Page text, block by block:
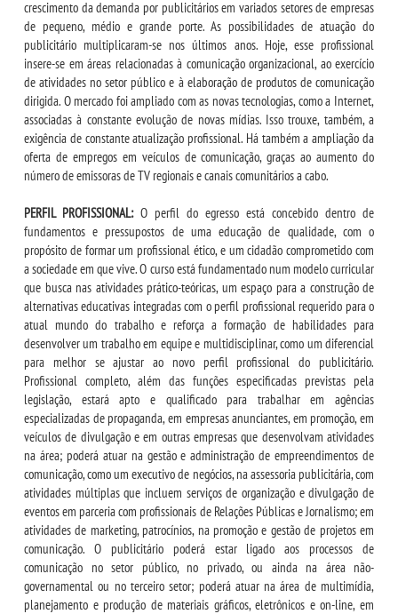
crescimento da demanda por publicitários em variados setores de empresas
de pequeno, médio e grande porte. As possibilidades de atuação do
publicitário multiplicaram-se nos últimos anos. Hoje, esse profissional
insere-se em áreas relacionadas à comunicação organizacional, ao exercício
de atividades no setor público e à elaboração de produtos de comunicação
dirigida. O mercado foi ampliado com as novas tecnologias, como a Internet,
associadas à constante evolução de novas mídias. Isso trouxe, também, a
exigência de constante atualização profissional. Há também a ampliação da
oferta de empregos em veículos de comunicação, graças ao aumento do
número de emissoras de TV regionais e canais comunitários a cabo.
PERFIL PROFISSIONAL:O perfil do egresso está concebido dentro de
fundamentos e pressupostos de uma educação de qualidade, com o
propósito de formar um profissional ético, e um cidadão comprometido com
a sociedade em que vive. O curso está fundamentado num modelo curricular
que busca nas atividades prático-teóricas, um espaço para a construção de
alternativas educativas integradas com o perfil profissional requerido para o
atual mundo do trabalho e reforça a formação de habilidades para
desenvolver um trabalho em equipe e multidisciplinar, como um diferencial
para melhor se ajustar ao novo perfil profissional do publicitário.
Profissional completo, além das funções especificadas previstas pela
legislação, estará apto e qualificado para trabalhar em agências
especializadas de propaganda, em empresas anunciantes, em promoção, em
veículos de divulgação e em outras empresas que desenvolvam atividades
na área; poderá atuar na gestão e administração de empreendimentos de
comunicação, como um executivo de negócios, na assessoria publicitária, com
atividades múltiplas que incluem serviços de organização e divulgação de
eventos em parceria com profissionais de Relações Públicas e Jornalismo; em
atividades de marketing, patrocínios, na promoção e gestão de projetos em
comunicação. O publicitário poderá estar ligado aos processos de
comunicação no setor público, no privado, ou ainda na área não-
governamental ou no terceiro setor; poderá atuar na área de multimídia,
planejamento e produção de materiais gráficos, eletrônicos e on-line, em